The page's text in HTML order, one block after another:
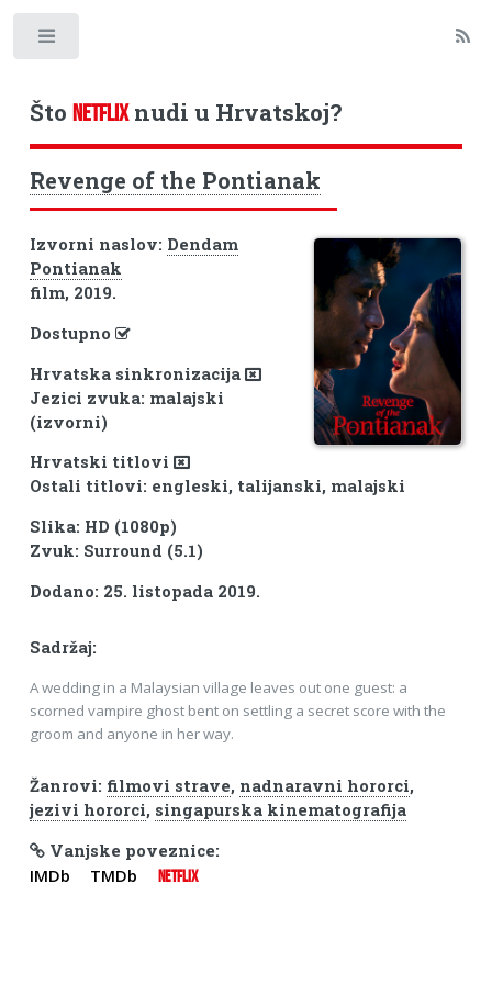
Što NETFLIXnudi u Hrvatskoj?
Revenge of the Pontianak
Izvorni naslov: Dendam
Pontianak
film, 2019.
Dostupno
Hrvatska sinkronizacija
Jezici zvuka: malajski
(izvorni)
Hrvatski titlovi
Ostali titlovi: engleski, talijanski, malajski
Slika: HD (1080p)
Zvuk: Surround (5.1)
Dodano: 25. listopada 2019.
Sadržaj:
A wedding in a Malaysian village leaves out one guest: a
scorned vampire ghost bent on settling a secret score with the
groom and anyone in her way.
Žanrovi: filmovi strave, nadnaravni hororci,
jezivi hororci, singapurska kinematografija
Vanjske poveznice:
IMDb TMDb NETFLIX